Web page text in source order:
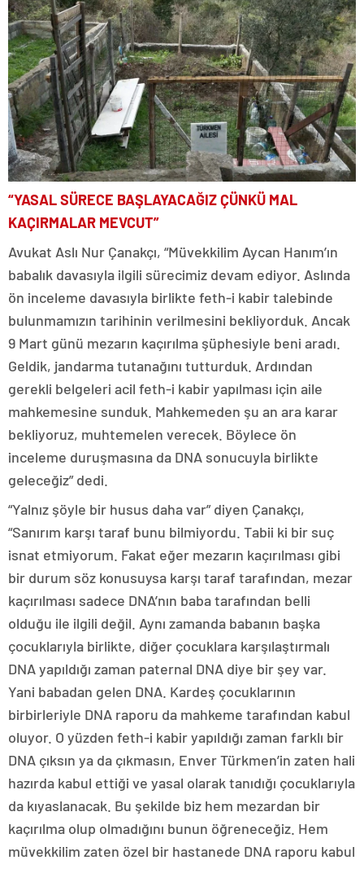
“YASAL SÜRECE BAŞLAYACAĞIZ ÇÜNKÜ MAL
KAÇIRMALAR MEVCUT”
Avukat Aslı Nur Çanakçı, “Müvekkilim Aycan Hanım’ın
babalık davasıyla ilgili sürecimiz devam ediyor. Aslında
ön inceleme davasıyla birlikte feth-i kabir talebinde
bulunmamızın tarihinin verilmesini bekliyorduk. Ancak
9 Mart günü mezarın kaçırılma şüphesiyle beni aradı.
Geldik, jandarma tutanağını tutturduk. Ardından
gerekli belgeleri acil feth-i kabir yapılması için aile
mahkemesine sunduk. Mahkemeden şu an ara karar
bekliyoruz, muhtemelen verecek. Böylece ön
inceleme duruşmasına da DNA sonucuyla birlikte
geleceğiz” dedi.
“Yalnız şöyle bir husus daha var” diyen Çanakçı,
“Sanırım karşı taraf bunu bilmiyordu. Tabii ki bir suç
isnat etmiyorum. Fakat eğer mezarın kaçırılması gibi
bir durum söz konusuysa karşı taraf tarafından, mezar
kaçırılması sadece DNA’nın baba tarafından belli
olduğu ile ilgili değil. Aynı zamanda babanın başka
çocuklarıyla birlikte, diğer çocuklara karşılaştırmalı
DNA yapıldığı zaman paternal DNA diye bir şey var.
Yani babadan gelen DNA. Kardeş çocuklarının
birbirleriyle DNA raporu da mahkeme tarafından kabul
oluyor. O yüzden feth-i kabir yapıldığı zaman farklı bir
DNA çıksın ya da çıkmasın, Enver Türkmen’in zaten hali
hazırda kabul ettiği ve yasal olarak tanıdığı çocuklarıyla
da kıyaslanacak. Bu şekilde biz hem mezardan bir
kaçırılma olup olmadığını bunun öğreneceğiz. Hem
müvekkilim zaten özel bir hastanede DNA raporu kabul